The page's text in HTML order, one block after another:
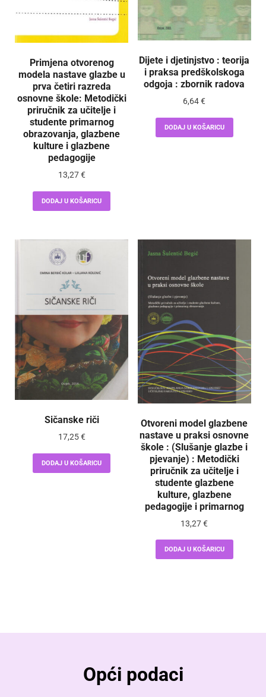
Primjena otvorenog
modela nastave glazbe u
prva četiri razreda
osnovne škole: Metodički
priručnik za učitelje i
studente primarnog
obrazovanja, glazbene
kulture i glazbene
pedagogije
13,27€
DODAJ U KOŠARICU
Dijete i djetinjstvo : teorija
i praksa predškolskoga
odgoja : zbornik radova
6,64€
DODAJ U KOŠARICU
Sičanske riči
17,25€
DODAJ U KOŠARICU
Otvoreni model glazbene
nastave u praksi osnovne
škole : (Slušanje glazbe i
pjevanje) : Metodički
priručnik za učitelje i
studente glazbene
kulture, glazbene
pedagogije i primarnog
13,27€
DODAJ U KOŠARICU
Opći podaci